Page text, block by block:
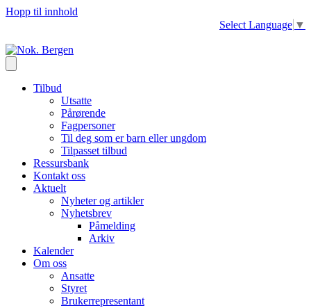
Hopp til innhold
Select Language ▼
Tilbud
Utsatte
Pårørende
Fagpersoner
Til deg som er barn eller ungdom
Tilpasset tilbud
Ressursbank
Kontakt oss
Aktuelt
Nyheter og artikler
Nyhetsbrev
Påmelding
Arkiv
Kalender
Om oss
Ansatte
Styret
Brukerrepresentant